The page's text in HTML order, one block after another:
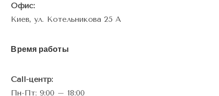
Офис:
Киев, ул. Котельникова 25 А
Время работы
Call-центр:
Пн-Пт: 9:00 – 18:00